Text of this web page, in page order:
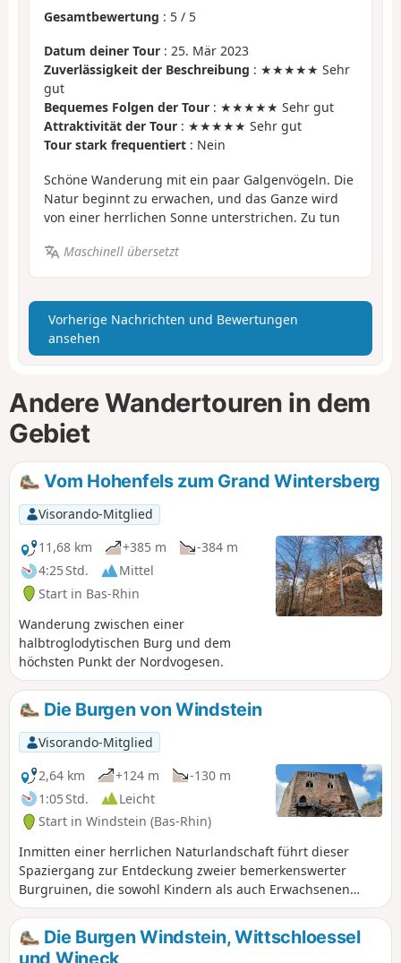
Gesamtbewertung : 5 / 5
Datum deiner Tour : 25. Mär 2023
Zuverlässigkeit der Beschreibung : ★★★★★ Sehr
gut
Bequemes Folgen der Tour : ★★★★★ Sehr gut
Attraktivität der Tour : ★★★★★ Sehr gut
Tour stark frequentiert : Nein
Schöne Wanderung mit ein paar Galgenvögeln. Die
Natur beginnt zu erwachen, und das Ganze wird
von einer herrlichen Sonne unterstrichen. Zu tun
Maschinell übersetzt
Vorherige Nachrichten und Bewertungen
ansehen
Andere Wandertouren in dem
Gebiet
Vom Hohenfels zum Grand Wintersberg
Visorando-Mitglied
11,68 km
+385 m
-384 m
4:25 Std.
Mittel
Start in Bas-Rhin
Wanderung zwischen einer
halbtroglodytischen Burg und dem
höchsten Punkt der Nordvogesen.
Die Burgen von Windstein
Visorando-Mitglied
2,64 km
+124 m
-130 m
1:05 Std.
Leicht
Start in Windstein (Bas-Rhin)
Inmitten einer herrlichen Naturlandschaft führt dieser
Spaziergang zur Entdeckung zweier bemerkenswerter
Burgruinen, die sowohl Kindern als auch Erwachsenen
gefallen werden: das Alte Windstein, ein altes, in den Fels
gehauenes Bauwerk mit seinen Treppen und
unterirdischen Sälen, und das Neue Windstein mit seinen
Die Burgen Windstein, Wittschloessel
und Wineck